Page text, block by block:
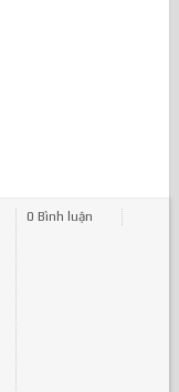
0 Bình luận